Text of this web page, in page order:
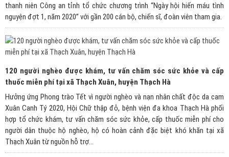
thanh niên Công an tỉnh tổ chức chương trình “Ngày hội hiến máu tình
nguyện đợt 1, năm 2020” với gần 200 cán bộ, chiến sĩ, đoàn viên tham gia.
120 người nghèo được khám, tư vấn chăm sóc sức khỏe và cấp
thuốc miễn phí tại xã Thạch Xuân, huyện Thạch Hà
Hưởng ứng Phong trào Tết vì người nghèo và nạn nhân chất độc da cam
Xuân Canh Tý 2020, Hội Chữ thập đỏ, bệnh viện đa khoa Thạch Hà phối
hợp tổ chức khám, tư vấn chăm sóc sức khỏe, cấp thuốc miễn phí cho
người dân thuộc hộ nghèo, hộ có hoàn cảnh đặc biệt khó khăn tại xã
Thạch Xuân từ nguồn hỗ trợ...